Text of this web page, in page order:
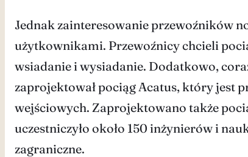
Jednak zainteresowanie przewoźników
użytkownikami. Przewoźnicy chcieli
wsiadanie i wysiadanie. Dodatkowo,
zaprojektował pociąg Acatus, który jest
wejściowych. Zaprojektowano także
uczestniczyło około 150 inżynierów i
zagraniczne.